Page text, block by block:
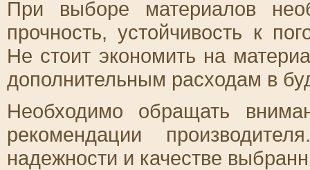
При выборе материалов
прочность, устойчивость к
Не стоит экономить на
дополнительным расходам в
Необходимо обращать
рекомендации
надежности и качестве